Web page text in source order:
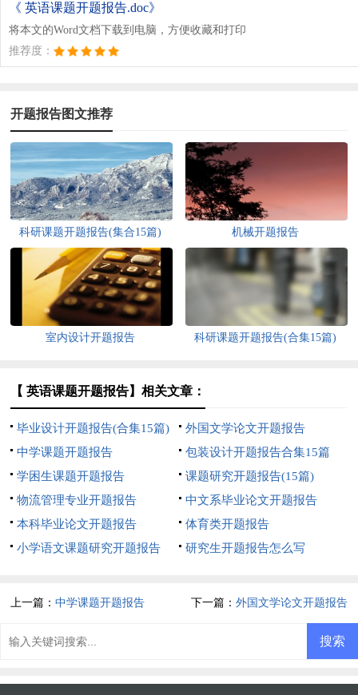
《 英语课题开题报告.doc》
将本文的Word文档下载到电脑，方便收藏和打印
推荐度：
开题报告图文推荐
科研课题开题报告(集合15篇) 机械开题报告
室内设计开题报告 科研课题开题报告(合集15篇)
【 英语课题开题报告】相关文章：
毕业设计开题报告(合集15篇)
外国文学论文开题报告
中学课题开题报告
包装设计开题报告合集15篇
学困生课题开题报告
课题研究开题报告(15篇)
物流管理专业开题报告
中文系毕业论文开题报告
本科毕业论文开题报告
体育类开题报告
小学语文课题研究开题报告
研究生开题报告怎么写
上一篇：中学课题开题报告 下一篇： 外国文学论文开题报告